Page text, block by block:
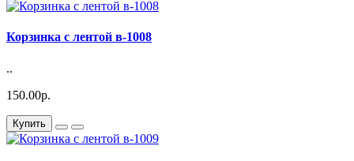
Корзинка с лентой в-1008
..
150.00р.
Купить